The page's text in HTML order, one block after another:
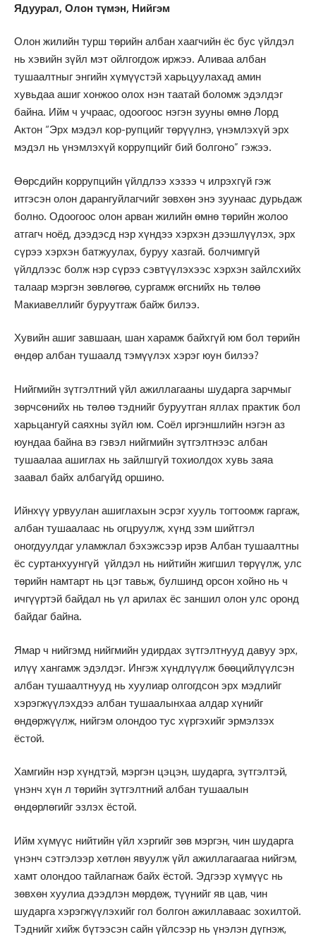
Ядуурал, Олон түмэн, Нийгэм
Олон жилийн турш төрийн албан хаагчийн ёс бус үйлдэл
нь хэвийн зүйл мэт ойлгогдож иржээ. Аливаа албан
тушаалтныг энгийн хүмүүстэй харьцуулахад амин
хувьдаа ашиг хонжоо олох нэн таатай боломж эдэлдэг
байна. Ийм ч учраас, одоогоос нэгэн зууны өмнө Лорд
Актон “Эрх мэдэл кор-рупцийг төрүүлнэ, үнэмлэхүй эрх
мэдэл нь үнэмлэхүй коррупцийг бий болгоно” гэжээ.
Өөрсдийн коррупцийн үйлдлээ хэзээ ч илрэхгүй гэж
итгэсэн олон дарангуйлагчийг зөвхөн энэ зуунаас дурьдаж
болно. Одоогоос олон арван жилийн өмнө төрийн жолоо
атгагч ноёд, дээдэсд нэр хүндээ хэрхэн дээшлүүлэх, эрх
сүрээ хэрхэн батжуулах, буруу хазгай. болчимгүй
үйлдлээс болж нэр сүрээ сэвтүүлэхээс хэрхэн зайлсхийх
талаар мэргэн зөвлөгөө, сургамж өгснийх нь төлөө
Макиавеллийг буруутгаж байж билээ.
Хувийн ашиг завшаан, шан харамж байхгүй юм бол төрийн
өндөр албан тушаалд тэмүүлэх хэрэг юун билээ?
Нийгмийн зүтгэлтний үйл ажиллагааны шударга зарчмыг
зөрчсөнийх нь төлөө тэднийг буруутган яллах практик бол
харьцангуй саяхны зүйл юм. Соёл иргэншлийн нэгэн аз
юундаа байна вэ гэвэл нийгмийн зүтгэлтнээс албан
тушаалаа ашиглах нь зайлшгүй тохиолдох хувь заяа
заавал байх албагүйд оршино.
Ийнхүү урвуулан ашиглахын эсрэг хууль тогтоомж гаргаж,
албан тушаалаас нь огцруулж, хүнд зэм шийтгэл
оногдуулдаг уламжлал бэхэжсээр ирэв Албан тушаалтны
ёс суртанхуунгүй үйлдэл нь нийтийн жигшил төрүүлж, улс
төрийн намтарт нь цэг тавьж, булшинд орсон хойно нь ч
ичгүүртэй байдал нь үл арилах ёс заншил олон улс оронд
байдаг байна.
Ямар ч нийгэмд нийгмийн удирдах зүтгэлтнууд давуу эрх,
илүү хангамж эдэлдэг. Ингэж хүндлүүлж бөөцийлүүлсэн
албан тушаалтнууд нь хуулиар олгогдсон эрх мэдлийг
хэрэгжүүлэхдээ албан тушаалынхаа алдар хүнийг
өндөржүүлж, нийгэм олондоо тус хүргэхийг эрмэлзэх
ёстой.
Хамгийн нэр хүндтэй, мэргэн цэцэн, шударга, зүтгэлтэй,
үнэнч хүн л төрийн зүтгэлтний албан тушаалын
өндөрлөгийг эзлэх ёстой.
Ийм хүмүүс нийтийн үйл хэргийг зөв мэргэн, чин шударга
үнэнч сэтгэлээр хөтлөн явуулж үйл ажиллагаагаа нийгэм,
хамт олондоо тайлагнаж байх ёстой. Эдгээр хүмүүс нь
зөвхөн хуулиа дээдлэн мөрдөж, түүнийг яв цав, чин
шударга хэрэгжүүлэхийг гол болгон ажиллаваас зохилтой.
Тэднийг хийж бүтээсэн сайн үйлсээр нь үнэлэн дүгнэж,